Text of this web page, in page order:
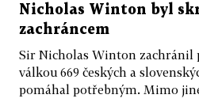
Nicholas Winton byl
zachráncem
Sir Nicholas Winton zachránil
válkou 669 českých a
pomáhal potřebným. Mimo